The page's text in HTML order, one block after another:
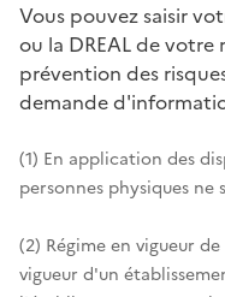
Vous pouvez saisir
ou la DREAL de votre
prévention des
demande
(1) En application des
personnes physiques ne
(2) Régime en vigueur
vigueur d'un